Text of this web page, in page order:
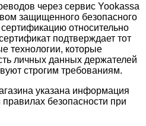
через сервис Yookassa
защищенного безопасного
относительно
подтверждает тот
технологии, которые
личных данных держателей
строгим требованиям.
указана информация
безопасности при